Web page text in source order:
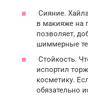
Сияние.
в макияже на
позволяет,
шиммерные
Стойкость.
испортил
косметику.
обязательно